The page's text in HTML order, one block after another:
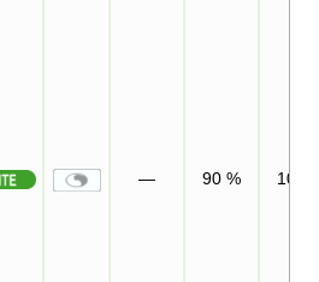
— 90 % 10